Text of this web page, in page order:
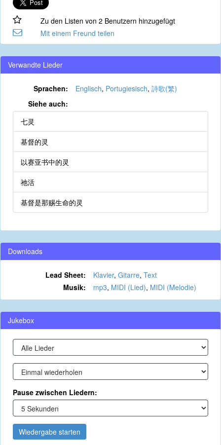
Zu den Listen von 2 Benutzern hinzugefügt
Mit einem Freund teilen
Verwandte Lieder
Sprachen: Englisch, Portugiesisch, 詩歌(繁)
Siehe auch:
七灵
基督的灵
以赛亚书中的灵
祂活
基督是那赐生命的灵
Downloads
Lead Sheet: Klavier, Gitarre, Text
Musik:
mp3, MIDI (Lied), MIDI (Melodie)
Jukebox
Pause zwischen Liedern:
Wiedergabe starten